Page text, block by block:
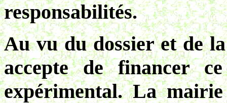
responsabilités.
Au vu du dossier et de
accepte de financer
expérimental. La